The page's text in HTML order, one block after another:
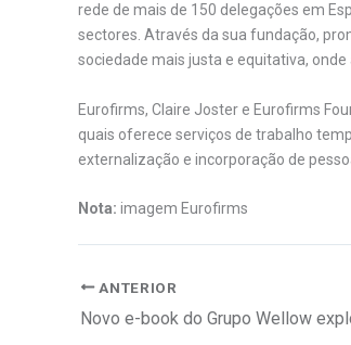
rede de mais de 150 delegações em
sectores. Através da sua fundação,
sociedade mais justa e equitativa,
Eurofirms, Claire Joster e Eurofirms
quais oferece serviços de trabalho
externalização e incorporação de
Nota: imagem Eurofirms
ANTERIOR